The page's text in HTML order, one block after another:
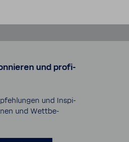
und profi­
und Inspi­
und Wett­be­